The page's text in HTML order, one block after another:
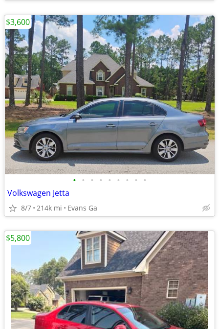
• • • • • • • • •
Volkswagen Jetta
8/7 214k mi Evans Ga
$3,600
$5,800